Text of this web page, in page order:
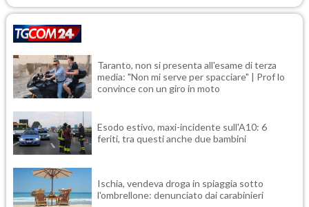
Taranto, non si presenta all'esame di terza
media: "Non mi serve per spacciare" | Prof lo
convince con un giro in moto
Esodo estivo, maxi-incidente sull'A10: 6
feriti, tra questi anche due bambini
Ischia, vendeva droga in spiaggia sotto
l'ombrellone: denunciato dai carabinieri